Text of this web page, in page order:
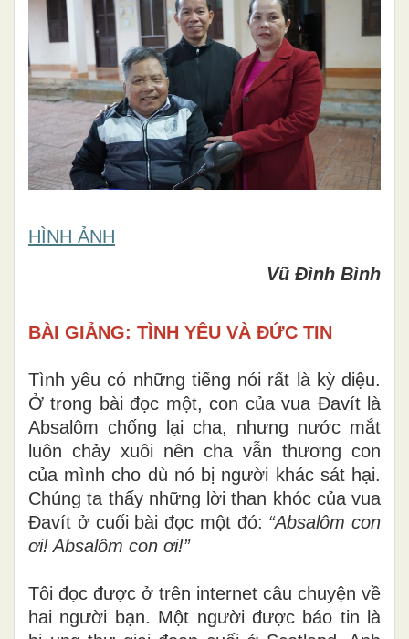
HÌNH ẢNH
Vũ Đình Bình
BÀI GIẢNG: TÌNH YÊU VÀ ĐỨC TIN
Tình yêu có những tiếng nói rất là kỳ diệu.
Ở trong bài đọc một, con của vua Đavít là
Absalôm chống lại cha, nhưng nước mắt
luôn chảy xuôi nên cha vẫn thương con
của mình cho dù nó bị người khác sát hại.
Chúng ta thấy những lời than khóc của vua
Đavít ở cuối bài đọc một đó: “Absalôm con
ơi! Absalôm con ơi!”
Tôi đọc được ở trên internet câu chuyện về
hai người bạn. Một người được báo tin là